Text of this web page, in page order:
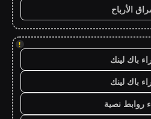
الأرباح
!
باك لينك
باك لينك
روابط نصية